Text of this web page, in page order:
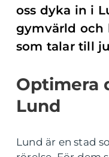
oss dyka in i
gymvärld och
som talar till
Optimera
Lund
Lund är en stad